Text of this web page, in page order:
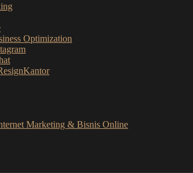
Optimization
Marketing & Bisnis Online